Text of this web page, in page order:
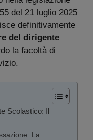
del 21 luglio 2025
definitivamente
del dirigente
la facoltà di
Scolastico: Il
La